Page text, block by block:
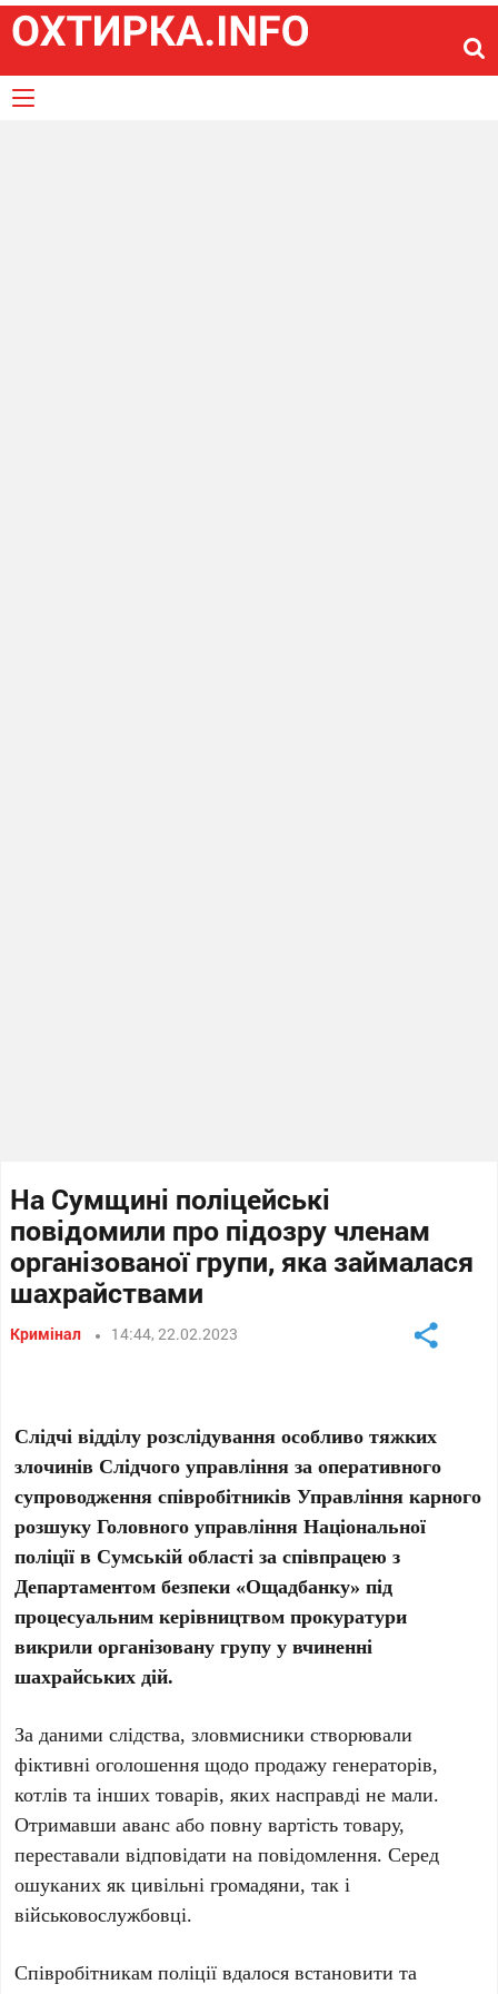
На Сумщині поліцейські
повідомили про підозру членам
організованої групи, яка займалася
шахрайствами
Кримінал 14:44, 22.02.2023
Слідчі відділу розслідування особливо тяжких
злочинів Слідчого управління за оперативного
супроводження співробітників Управління карного
розшуку Головного управління Національної
поліції в Сумській області за співпрацею з
Департаментом безпеки «Ощадбанку» під
процесуальним керівництвом прокуратури
викрили організовану групу у вчиненні
шахрайських дій.
За даними слідства, зловмисники створювали
фіктивні оголошення щодо продажу генераторів,
котлів та інших товарів, яких насправді не мали.
Отримавши аванс або повну вартість товару,
переставали відповідати на повідомлення. Серед
ошуканих як цивільні громадяни, так і
військовослужбовці.
Співробітникам поліції вдалося встановити та